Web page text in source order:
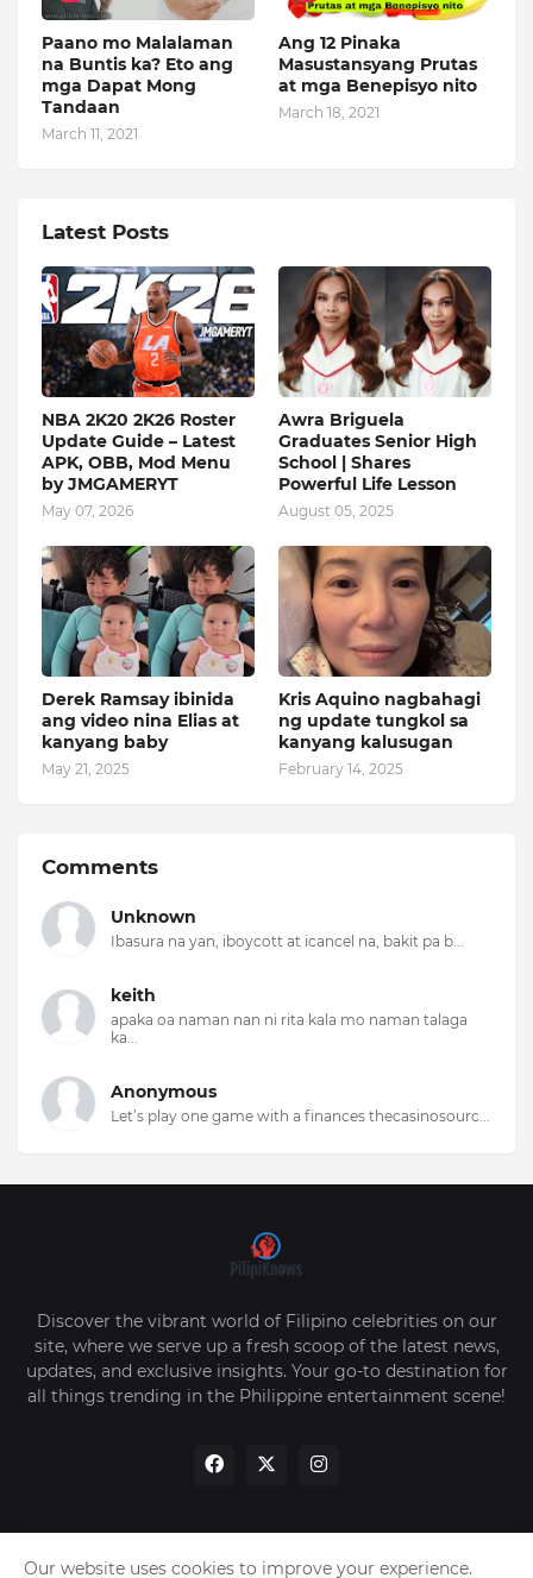
Paano mo Malalaman
na Buntis ka? Eto ang
mga Dapat Mong
Tandaan
March 11, 2021
Ang 12 Pinaka
Masustansyang Prutas
at mga Benepisyo nito
March 18, 2021
Latest Posts
NBA 2K20 2K26 Roster
Update Guide – Latest
APK, OBB, Mod Menu
by JMGAMERYT
May 07, 2026
Awra Briguela
Graduates Senior High
School | Shares
Powerful Life Lesson
August 05, 2025
Derek Ramsay ibinida
ang video nina Elias at
kanyang baby
May 21, 2025
Kris Aquino nagbahagi
ng update tungkol sa
kanyang kalusugan
February 14, 2025
Comments
Unknown
Ibasura na yan, iboycott at icancel na, bakit pa b...
keith
apaka oa naman nan ni rita kala mo naman talaga
ka...
Anonymous
Let’s play one game with a finances thecasinosourc...
Discover the vibrant world of Filipino celebrities on our
site, where we serve up a fresh scoop of the latest news,
updates, and exclusive insights. Your go-to destination for
all things trending in the Philippine entertainment scene!
Our website uses cookies to improve your experience.